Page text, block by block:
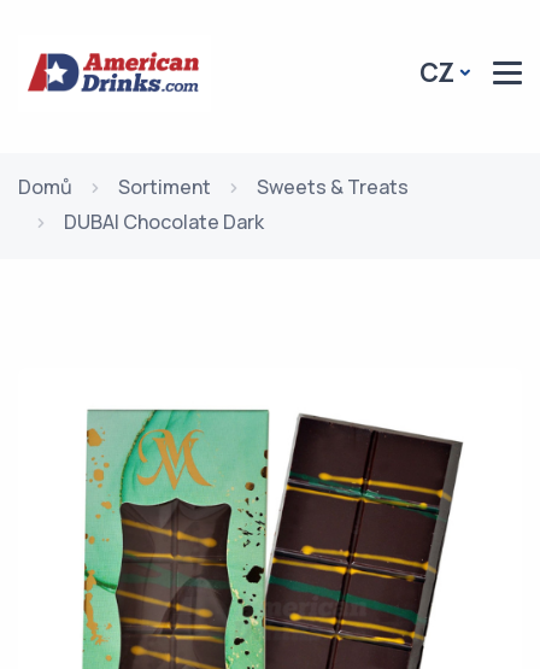
CZ
Domů Sortiment
Sweets & Treats
DUBAI Chocolate Dark